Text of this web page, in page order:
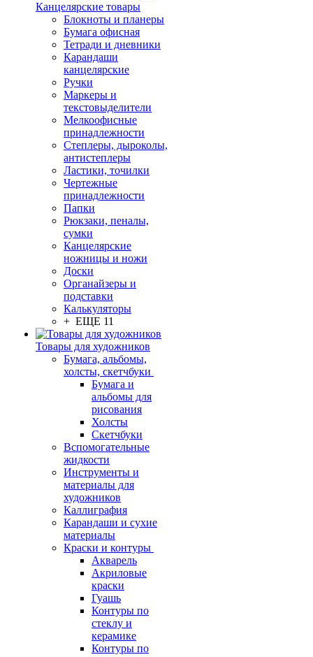
Канцелярские товары
Блокноты и планеры
Бумага офисная
Тетради и дневники
Карандаши
канцелярские
Ручки
Маркеры и
текстовыделители
Мелкоофисные
принадлежности
Степлеры, дыроколы,
антистеплеры
Ластики, точилки
Чертежные
принадлежности
Папки
Рюкзаки, пеналы,
сумки
Канцелярские
ножницы и ножи
Доски
Органайзеры и
подставки
Калькуляторы
+ ЕЩЕ 11
Товары для художников
Бумага, альбомы,
холсты, скетчбуки
Бумага и
альбомы для
рисования
Холсты
Скетчбуки
Вспомогательные
жидкости
Инструменты и
материалы для
художников
Каллиграфия
Карандаши и сухие
материалы
Краски и контуры
Акварель
Акриловые
краски
Гуашь
Контуры по
стеклу и
керамике
Контуры по